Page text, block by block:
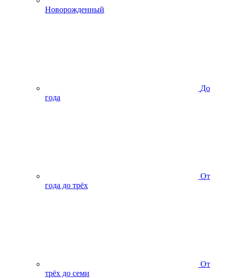
Новорожденный
До
года
От
года до трёх
От
трёх до семи